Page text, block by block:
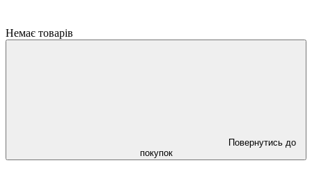
Немає товарів
Повернутись до
покупок